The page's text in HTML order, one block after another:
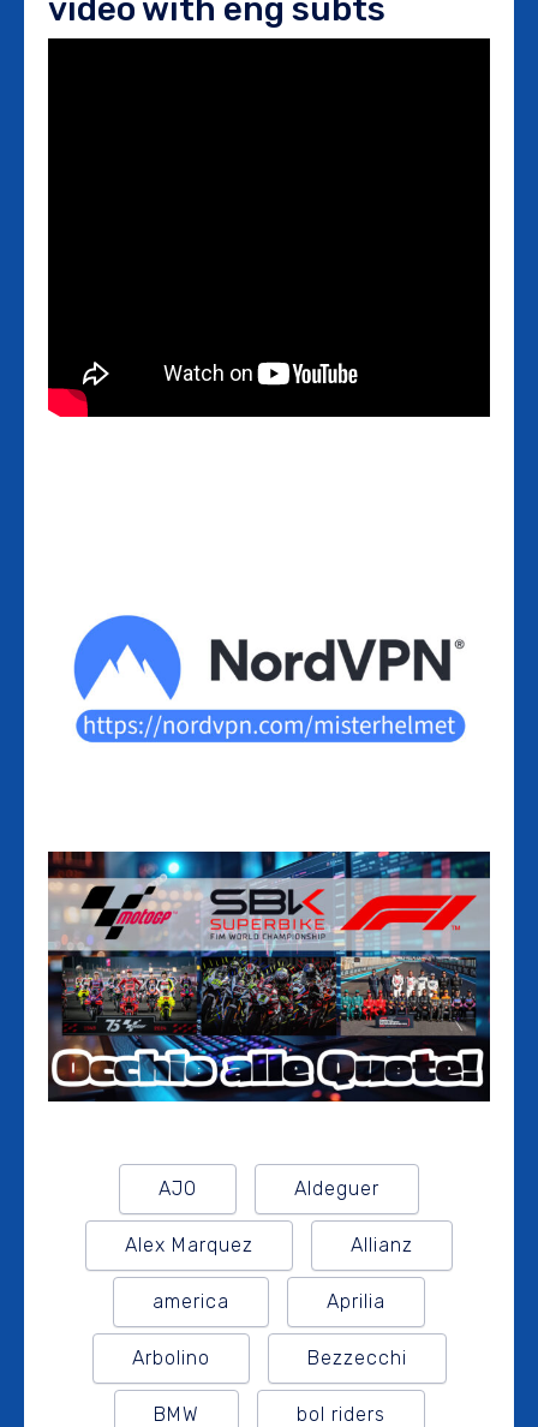
video with eng subts
AJO Aldeguer
Alex Marquez Allianz
america Aprilia
Arbolino Bezzecchi
BMW bol riders